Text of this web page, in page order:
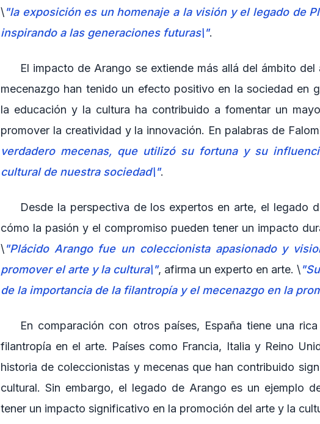
\"la exposición es un homenaje a la visión y el legado de
inspirando a las generaciones futuras\".
El impacto de Arango se extiende más allá del ámbito
mecenazgo han tenido un efecto positivo en la sociedad en
la educación y la cultura ha contribuido a fomentar un
promover la creatividad y la innovación. En palabras de
verdadero mecenas, que utilizó su fortuna y su
cultural de nuestra sociedad\".
Desde la perspectiva de los expertos en arte, el legado
cómo la pasión y el compromiso pueden tener un impacto
\"Plácido Arango fue un coleccionista apasionado y
promover el arte y la cultura\", afirma un experto en arte. \
de la importancia de la filantropía y el mecenazgo en la
En comparación con otros países, España tiene una
filantropía en el arte. Países como Francia, Italia y Reino
historia de coleccionistas y mecenas que han contribuido
cultural. Sin embargo, el legado de Arango es un ejemplo
tener un impacto significativo en la promoción del arte y la